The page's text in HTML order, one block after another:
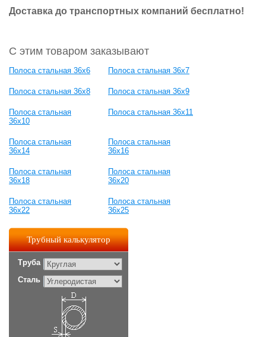
Доставка до транспортных компаний бесплатно!
С этим товаром заказывают
Полоса стальная 36x6 Полоса стальная 36x7
Полоса стальная 36x8 Полоса стальная 36x9
Полоса стальная
36x10
Полоса стальная 36x11
Полоса стальная
36x14
Полоса стальная
36x16
Полоса стальная
36x18
Полоса стальная
36x20
Полоса стальная
36x22
Полоса стальная
36x25
Трубный калькулятор
Труба
Сталь